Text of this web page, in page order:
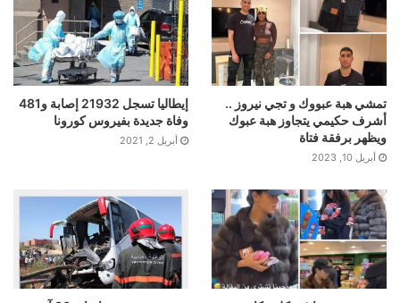
تمشي هبة عبووك و تجي نيروز ..
أشرف حكيمي يتجاوز هبة عبوك
ويظهر برفقة فتاة
أبريل 10, 2023
إيطاليا تسجل 21932 إصابة و481
وفاة جديدة بفيروس كورونا
أبريل 2, 2021